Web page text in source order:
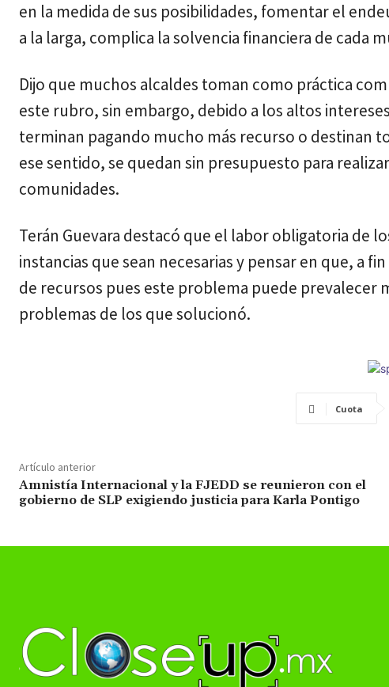
en la medida de sus posibilidades, fomentar el
a la larga, complica la solvencia financiera de cada
Dijo que muchos alcaldes toman como práctica
este rubro, sin embargo, debido a los altos
terminan pagando mucho más recurso o destinan
ese sentido, se quedan sin presupuesto para
comunidades.
Terán Guevara destacó que el labor obligatoria de
instancias que sean necesarias y pensar en que, a
de recursos pues este problema puede prevalecer
problemas de los que solucionó.
Cuota
Artículo anterior
Amnistía Internacional y la FJEDD se reunieron con el
gobierno de SLP exigiendo justicia para Karla Pontigo